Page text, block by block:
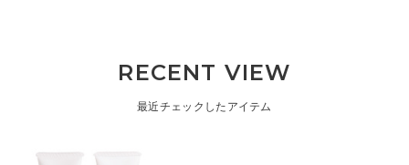
RECENT VIEW
最近チェックしたアイテム